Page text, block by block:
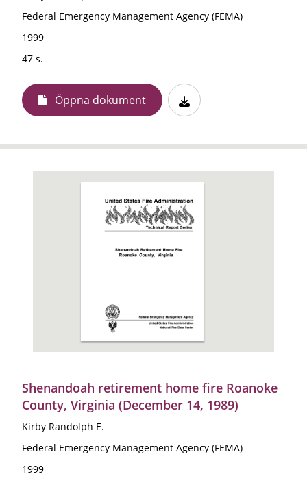
Federal Emergency Management Agency (FEMA)
1999
47 s.
Öppna dokument
Shenandoah retirement home fire Roanoke
County, Virginia (December 14, 1989)
Kirby Randolph E.
Federal Emergency Management Agency (FEMA)
1999